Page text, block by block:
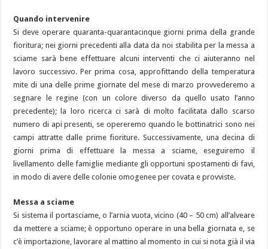
Quando intervenire
Si deve operare quaranta-quarantacinque giorni prima della grande
fioritura; nei giorni precedenti alla data da noi stabilita per la messa a
sciame sarà bene effettuare alcuni interventi che ci aiuteranno nel
lavoro successivo. Per prima cosa, approfittando della temperatura
mite di una delle prime giornate del mese di marzo provvederemo a
segnare le regine (con un colore diverso da quello usato l’anno
precedente); la loro ricerca ci sarà di molto facilitata dallo scarso
numero di api presenti, se opereremo quando le bottinatrici sono nei
campi attratte dalle prime fioriture. Successivamente, una decina di
giorni prima di effettuare la messa a sciame, eseguiremo il
livellamento delle famiglie mediante gli opportuni spostamenti di favi,
in modo di avere delle colonie omogenee per covata e provviste.
Messa a sciame
Si sistema il portasciame, o l’arnia vuota, vicino (40 – 50 cm) all’alveare
da mettere a sciame; è opportuno operare in una bella giornata e, se
c’è importazione, lavorare al mattino al momento in cui si nota già il via